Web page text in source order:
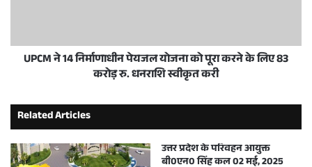
UPCM ने 14 निर्माणाधीन पेयजल योजना को पूरा करने के लिए 83
करोड़ रु. धनराशि स्वीकृत करी
Related Articles
उत्तर प्रदेश के परिवहन आयुक्त
बी0एन0 सिंह कल 02 मई, 2025